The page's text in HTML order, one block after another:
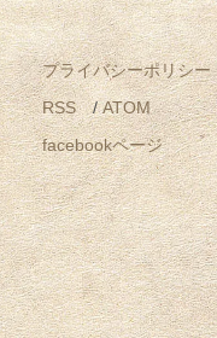
プライバシーポリシー
RSS
/ATOM
facebookページ